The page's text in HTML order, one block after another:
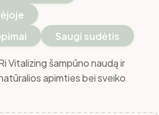
Saugi sudėtis
Vitalizing šampūno naudą ir
apimties bei sveiko